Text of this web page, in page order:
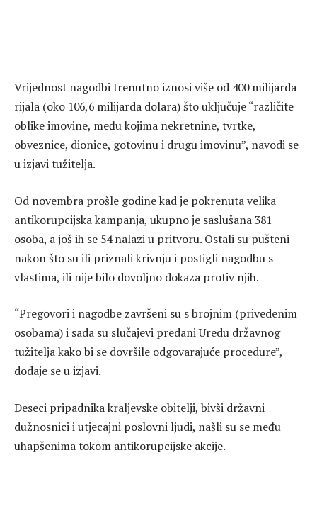
Vrijednost nagodbi trenutno iznosi više od 400 milijarda
rijala (oko 106,6 milijarda dolara) što uključuje “različite
oblike imovine, među kojima nekretnine, tvrtke,
obveznice, dionice, gotovinu i drugu imovinu”, navodi se
u izjavi tužitelja.
Od novembra prošle godine kad je pokrenuta velika
antikorupcijska kampanja, ukupno je saslušana 381
osoba, a još ih se 54 nalazi u pritvoru. Ostali su pušteni
nakon što su ili priznali krivnju i postigli nagodbu s
vlastima, ili nije bilo dovoljno dokaza protiv njih.
“Pregovori i nagodbe završeni su s brojnim (privedenim
osobama) i sada su slučajevi predani Uredu državnog
tužitelja kako bi se dovršile odgovarajuće procedure”,
dodaje se u izjavi.
Deseci pripadnika kraljevske obitelji, bivši državni
dužnosnici i utjecajni poslovni ljudi, našli su se među
uhapšenima tokom antikorupcijske akcije.